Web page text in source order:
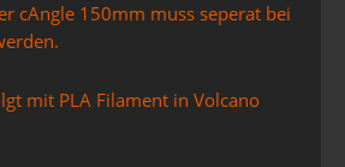
cAngle 150mm muss seperat bei
mit PLA Filament in Volcano